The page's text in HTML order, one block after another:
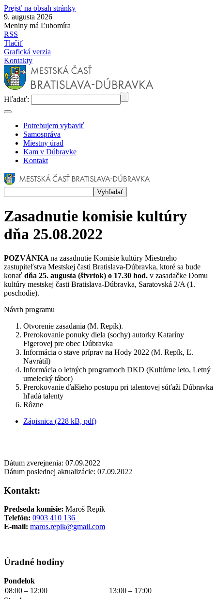
Prejsť na obsah stránky
9. augusta 2026
Meniny má Ľubomíra
RSS
Tlačiť
Grafická verzia
Kontakty
Hľadať:
Potrebujem vybaviť
Samospráva
Miestny úrad
Kam v Dúbravke
Kontakt
Zasadnutie komisie kultúry
dňa 25.08.2022
POZVÁNKA na zasadnutie Komisie kultúry Miestneho
zastupiteľstva Mestskej časti Bratislava-Dúbravka, ktoré sa bude
konať dňa 25. augusta (štvrtok) o 17.30 hod. v zasadačke Domu
kultúry mestskej časti Bratislava-Dúbravka, Saratovská 2/A (1.
poschodie).
Návrh programu
Otvorenie zasadania (M. Repík).
Prerokovanie ponuky diela (sochy) autorky Kataríny
Figerovej pre obec Dúbravka
Informácia o stave príprav na Hody 2022 (M. Repík, Ľ.
Navrátil)
Informácia o letných programoch DKD (Kultúrne leto, Letný
umelecký tábor)
Prerokovanie ďalšieho postupu pri talentovej súťaži Dúbravka
hľadá talenty
Rôzne
Zápisnica (228 kB, pdf)
Dátum zverejnenia: 07.09.2022
Dátum poslednej aktualizácie: 07.09.2022
Kontakt:
Predseda komisie: Maroš Repík
Telefón: 0903 410 136
E-mail: maros.repik@gmail.com
Úradné hodiny
Pondelok
08:00 – 12:00
13:00 – 17:00